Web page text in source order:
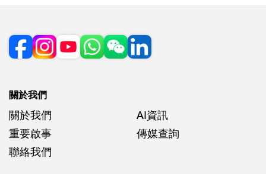
關於我們
關於我們
AI資訊
重要啟事
傳媒查詢
聯絡我們